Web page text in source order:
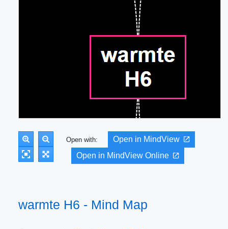
Open with:
Open in MindView
Open in MindView Online
warmte H6 - Mind Map